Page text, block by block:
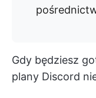
Gdy będziesz
plany Discord